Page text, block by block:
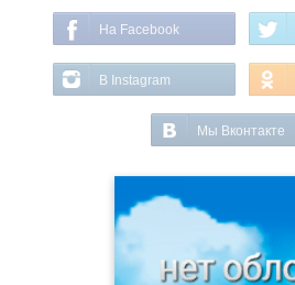
На Facebook
В Instagram
Мы Вконтакте